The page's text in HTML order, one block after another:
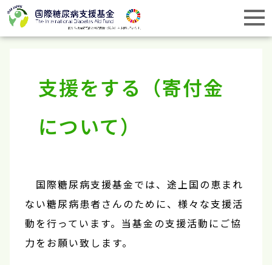
支援をする（寄付金
について）
国際糖尿病支援基金では、途上国の恵まれ
ない糖尿病患者さんのために、様々な支援活
動を行っています。当基金の支援活動にご協
力をお願い致します。